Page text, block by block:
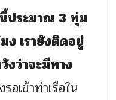
ประมาณ 3 ทุ่ม
ง เรายังติดอยู่
งว่าจะมีทาง
รอเข้าท่าเรือใน